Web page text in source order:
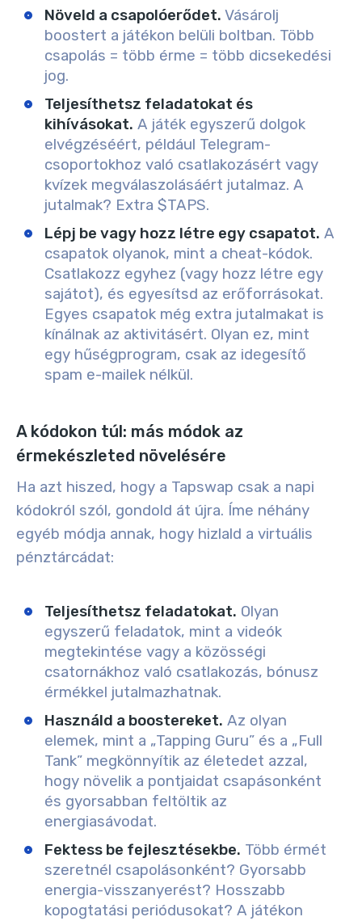
Növeld a csapolóerődet. Vásárolj
boostert a játékon belüli boltban. Több
csapolás = több érme = több dicsekedési
jog.
Teljesíthetsz feladatokat és
kihívásokat. A játék egyszerű dolgok
elvégzéséért, például Telegram-
csoportokhoz való csatlakozásért vagy
kvízek megválaszolásáért jutalmaz. A
jutalmak? Extra $TAPS.
Lépj be vagy hozz létre egy csapatot. A
csapatok olyanok, mint a cheat-kódok.
Csatlakozz egyhez (vagy hozz létre egy
sajátot), és egyesítsd az erőforrásokat.
Egyes csapatok még extra jutalmakat is
kínálnak az aktivitásért. Olyan ez, mint
egy hűségprogram, csak az idegesítő
spam e-mailek nélkül.
A kódokon túl: más módok az
érmekészleted növelésére
Ha azt hiszed, hogy a Tapswap csak a napi
kódokról szól, gondold át újra. Íme néhány
egyéb módja annak, hogy hizlald a virtuális
pénztárcádat:
Teljesíthetsz feladatokat. Olyan
egyszerű feladatok, mint a videók
megtekintése vagy a közösségi
csatornákhoz való csatlakozás, bónusz
érmékkel jutalmazhatnak.
Használd a boostereket. Az olyan
elemek, mint a „Tapping Guru” és a „Full
Tank” megkönnyítik az életedet azzal,
hogy növelik a pontjaidat csapásonként
és gyorsabban feltöltik az
energiasávodat.
Fektess be fejlesztésekbe. Több érmét
szeretnél csapolásonként? Gyorsabb
energia-visszanyerést? Hosszabb
kopogtatási periódusokat? A játékon